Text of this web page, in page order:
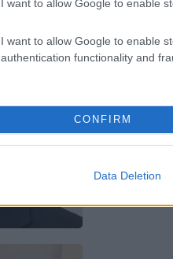
I want to allow Google to enable
I want to allow Google to enable
authentication functionality and
CONFIRM
Data Deletion
Lifestyle|
Ο
άνοια